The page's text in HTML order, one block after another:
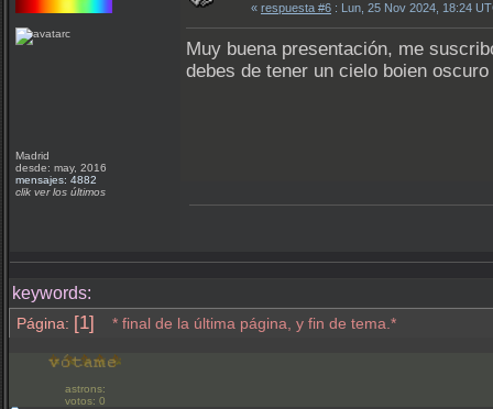
Madrid
desde: may, 2016
mensajes: 4882
clik ver los últimos
« respuesta #6 : Lun, 25 Nov 2024, 18:24
Muy buena presentación, me
debes de tener un cielo boien
keywords:
Página: [1] * final de la última página, y fin de tema.*
astrons:
votos: 0